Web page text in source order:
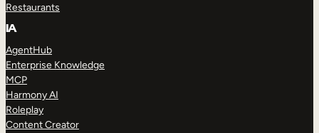
Restaurants
IA
AgentHub
Enterprise Knowledge
MCP
Harmony AI
Roleplay
Content Creator